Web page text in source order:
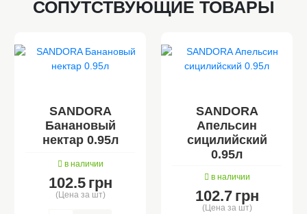
СОПУТСТВУЮЩИЕ ТОВАРЫ
SANDORA
Банановый
нектар 0.95л
в наличии
102.5 грн
(Цена за шт)
SANDORA
Апельсин
сицилийский
0.95л
в наличии
102.7 грн
(Цена за шт)